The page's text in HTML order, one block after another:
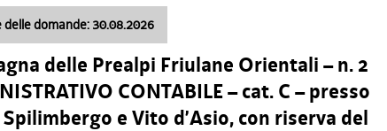
domande: 30.08.2026
delle Prealpi Friulane Orientali – n. 2
CONTABILE – cat. C – presso
e Vito d’Asio, con riserva del